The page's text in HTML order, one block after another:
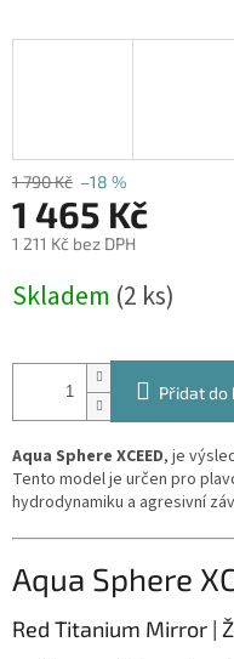
1 790 Kč –18 %
1 465 Kč
1 211 Kč bez DPH
cena:
Skladem (2 ks)
Přidat do
Aqua Sphere XCEED, je
Tento model je určen pro
hydrodynamiku a agresivní
Aqua Sphere
Red Titanium Mirror |